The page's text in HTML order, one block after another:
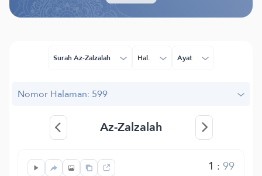
Surah Az-Zalzalah Hal. Ayat
Nomor Halaman: 599
Az-Zalzalah
1 :99